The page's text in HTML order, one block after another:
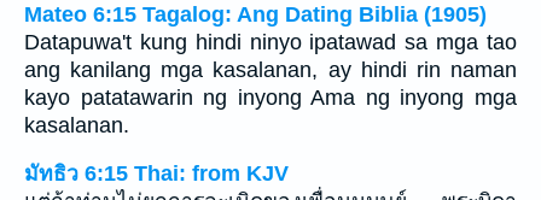
Mateo 6:15 Tagalog: Ang Dating Biblia (1905)
Datapuwa't kung hindi ninyo ipatawad sa mga tao
ang kanilang mga kasalanan, ay hindi rin naman
kayo patatawarin ng inyong Ama ng inyong mga
kasalanan.
มัทธิว 6:15 Thai: from KJV